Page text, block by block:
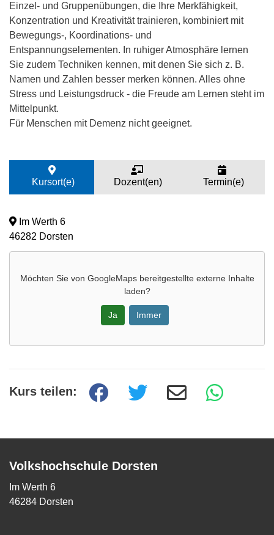
Einzel- und Gruppenübungen, die Ihre Merkfähigkeit,
Konzentration und Kreativität trainieren, kombiniert mit
Bewegungs-, Koordinations- und
Entspannungselementen. In ruhiger Atmosphäre lernen
Sie zudem Techniken kennen, mit denen Sie sich z. B.
Namen und Zahlen besser merken können. Alles ohne
Stress und Leistungsdruck - die Freude am Lernen steht im
Mittelpunkt.
Für Menschen mit Demenz nicht geeignet.
Kursort(e) Dozent(en) Termin(e)
Im Werth 6
46282 Dorsten
Möchten Sie von GoogleMapsbereitgestellte externe Inhalte
laden?
Ja Immer
Kurs teilen:
Volkshochschule Dorsten
Im Werth 6
46284 Dorsten